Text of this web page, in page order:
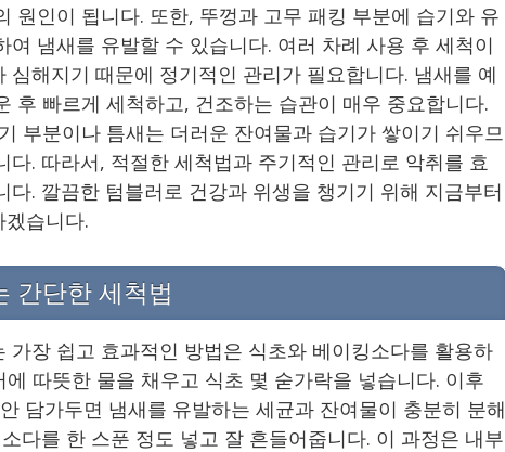
원인이 됩니다. 또한, 뚜껑과 고무 패킹 부분에 습기와 유
여 냄새를 유발할 수 있습니다. 여러 차례 사용 후 세척이
심해지기 때문에 정기적인 관리가 필요합니다. 냄새를 예
후 빠르게 세척하고, 건조하는 습관이 매우 중요합니다.
부분이나 틈새는 더러운 잔여물과 습기가 쌓이기 쉬우므
다. 따라서, 적절한 세척법과 주기적인 관리로 악취를 효
다. 깔끔한 텀블러로 건강과 위생을 챙기기 위해 지금부터
습니다.
간단한 세척법
가장 쉽고 효과적인 방법은 식초와 베이킹소다를 활용하
따뜻한 물을 채우고 식초 몇 숟가락을 넣습니다. 이후
담가두면 냄새를 유발하는 세균과 잔여물이 충분히 분해
다를 한 스푼 정도 넣고 잘 흔들어줍니다. 이 과정은 내부